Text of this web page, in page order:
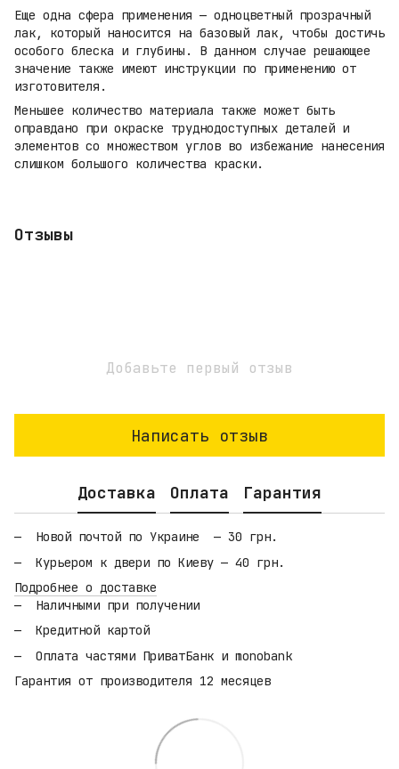
Еще одна сфера применения — одноцветный прозрачный
лак, который наносится на базовый лак, чтобы достичь
особого блеска и глубины. В данном случае решающее
значение также имеют инструкции по применению от
изготовителя.
Меньшее количество материала также может быть
оправдано при окраске труднодоступных деталей и
элементов со множеством углов во избежание нанесения
слишком большого количества краски.
Отзывы
Добавьте первый отзыв
Написать отзыв
Доставка Оплата Гарантия
Новой почтой по Украине — 30 грн.
Курьером к двери по Киеву — 40 грн.
Подробнее о доставке
Наличными при получении
Кредитной картой
Оплата частями ПриватБанк и monobank
Гарантия от производителя 12 месяцев